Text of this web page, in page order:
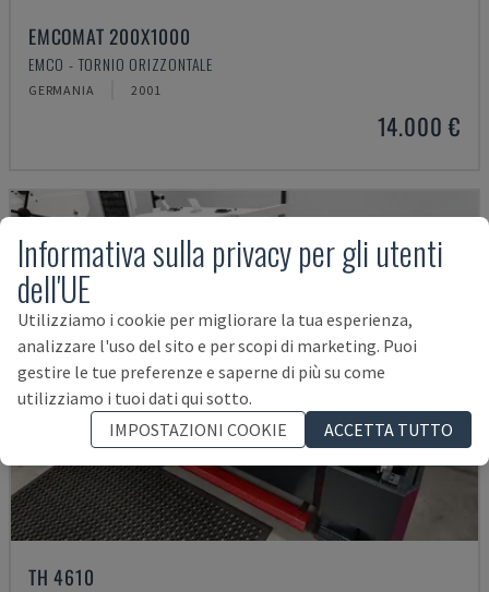
EMCOMAT 200X1000
EMCO - TORNIO ORIZZONTALE
GERMANIA 2001
14.000 €
TH 4610
Informativa sulla privacy per gli utenti
dell'UE
Utilizziamo i cookie per migliorare la tua esperienza,
analizzare l'uso del sito e per scopi di marketing. Puoi
gestire le tue preferenze e saperne di più su come
utilizziamo i tuoi dati qui sotto.
IMPOSTAZIONI COOKIE
ACCETTA TUTTO